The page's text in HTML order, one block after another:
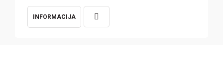
INFORMACIJA